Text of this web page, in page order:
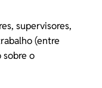
supervisores,
(entre
sobre o